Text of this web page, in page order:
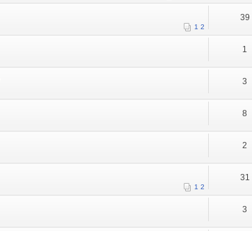
1 2
39
1
3
8
2
1 2
31
3